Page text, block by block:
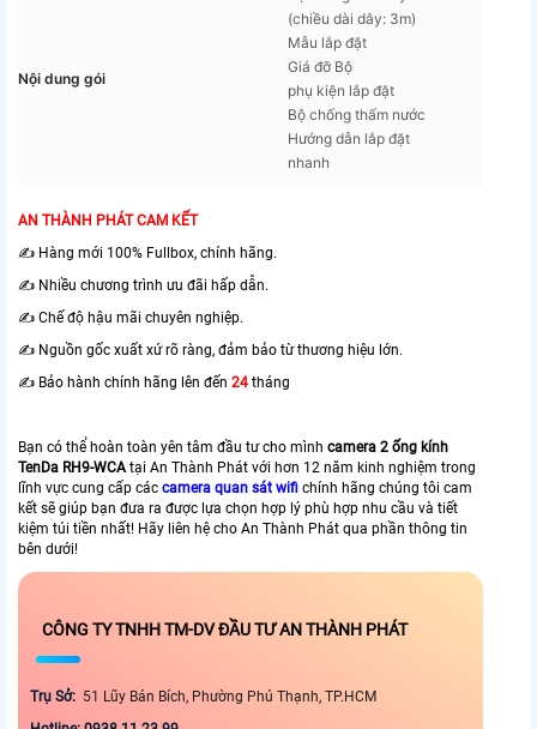
Nội dung gói
(chiều dài dây: 3m)
Mẫu lắp đặt
Giá đỡ Bộ
phụ kiện lắp đặt
Bộ chống thấm nước
Hướng dẫn lắp đặt
nhanh
AN THÀNH PHÁT CAM KẾT
✍️ Hàng mới 100% Fullbox, chính hãng.
✍️ Nhiều chương trình ưu đãi hấp dẫn.
✍️ Chế độ hậu mãi chuyên nghiệp.
✍️ Nguồn gốc xuất xứ rõ ràng, đảm bảo từ thương hiệu lớn.
✍️ Bảo hành chính hãng lên đến 24 tháng
Bạn có thể hoàn toàn yên tâm đầu tư cho mình camera 2 ống kính
TenDa RH9-WCAtại An Thành Phát với hơn 12 năm kinh nghiệm trong
lĩnh vực cung cấp các camera quan sát wifi chính hãng chúng tôi cam
kết sẽ giúp bạn đưa ra được lựa chọn hợp lý phù hợp nhu cầu và tiết
kiệm túi tiền nhất! Hãy liên hệ cho An Thành Phát qua phần thông tin
bên dưới!
CÔNG TY TNHH TM-DV ĐẦU TƯ AN THÀNH PHÁT
Trụ Sở: 51 Lũy Bán Bích, Phường Phú Thạnh, TP.HCM